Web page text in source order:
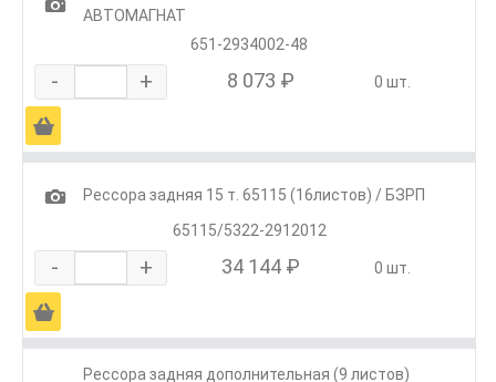
АВТОМАГНАТ
651-2934002-48
- + 8 073 ₽ 0 шт.
Ä
1
Рессора задняя 15 т. 65115 (16листов) / БЗРП
65115/5322-2912012
- + 34 144 ₽ 0 шт.
Ä
Рессора задняя дополнительная (9 листов)